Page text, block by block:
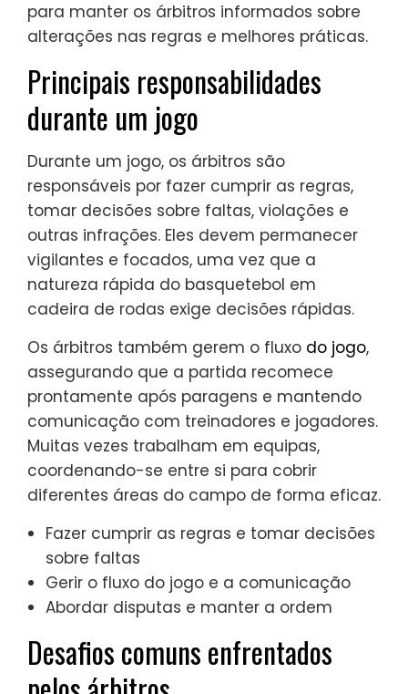
para manter os árbitros informados sobre
alterações nas regras e melhores práticas.
Principais responsabilidades
durante um jogo
Durante um jogo, os árbitros são
responsáveis por fazer cumprir as regras,
tomar decisões sobre faltas, violações e
outras infrações. Eles devem permanecer
vigilantes e focados, uma vez que a
natureza rápida do basquetebol em
cadeira de rodas exige decisões rápidas.
Os árbitros também gerem o fluxo do jogo,
assegurando que a partida recomece
prontamente após paragens e mantendo
comunicação com treinadores e jogadores.
Muitas vezes trabalham em equipas,
coordenando-se entre si para cobrir
diferentes áreas do campo de forma eficaz.
Fazer cumprir as regras e tomar decisões
sobre faltas
Gerir o fluxo do jogo e a comunicação
Abordar disputas e manter a ordem
Desafios comuns enfrentados